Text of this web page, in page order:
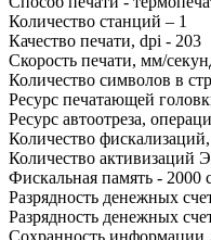
Количество станций – 1
Качество печати, dpi - 203
Скорость печати, мм/
Количество символов в
Ресурс печатающей
Ресурс автоотреза,
Количество
Количество активизаций
Фискальная память - 2000
Разрядность денежных
Разрядность денежных
Сохранность